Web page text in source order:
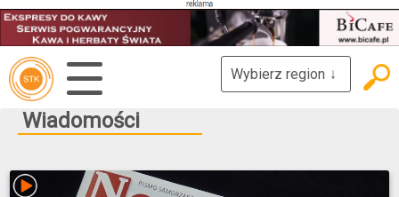
Wybierz region ↓
Wiadomości